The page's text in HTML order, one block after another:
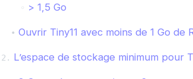
> 1,5 Go
Ouvrir Tiny11 avec moins de 1 Go de
L’espace de stockage minimum pour